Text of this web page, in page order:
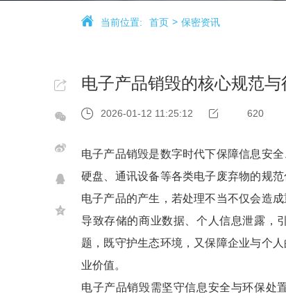
当前位置: 首页 保密资讯
电子产品销毁的核心规范与
2026-01-12 11:25:12 620
电子产品销毁是数字时代下保障信息安
硬盘、通讯设备等各类电子废弃物的规
电子产品的产生，若处理不当不仅会造
导致存储的商业数据、个人信息泄露，
题，既守护生态环境，又保障企业与个
业价值。
电子产品销毁需坚守信息安全与环保处